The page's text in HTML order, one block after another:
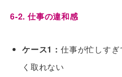
6-2. 仕事の違和感
ケース1： 仕事が忙しす
く取れない